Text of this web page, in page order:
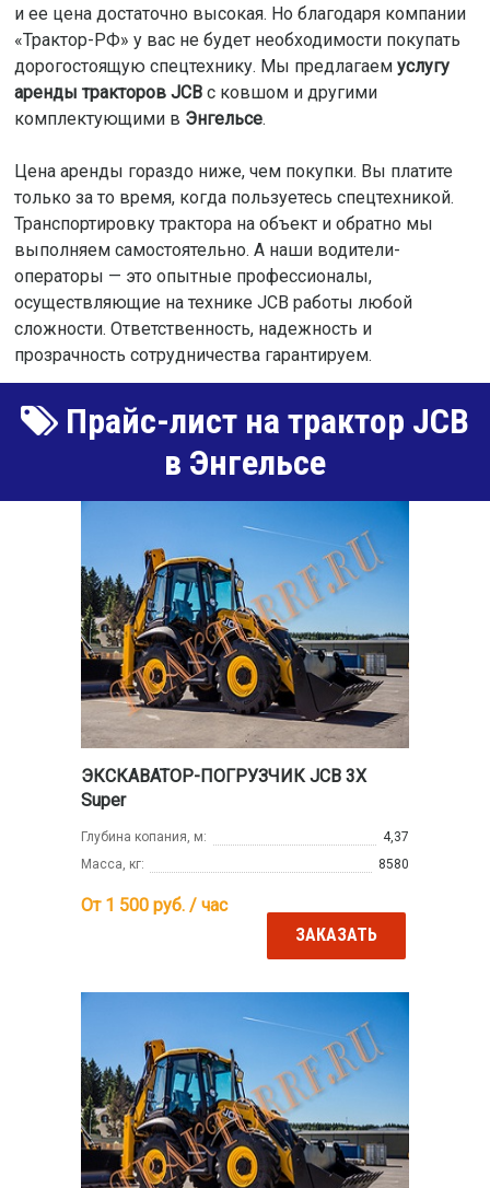
и ее цена достаточно высокая. Но благодаря компании
«Трактор-РФ» у вас не будет необходимости покупать
дорогостоящую спецтехнику. Мы предлагаем услугу
аренды тракторов JCBс ковшом и другими
комплектующими в Энгельсе.
Цена аренды гораздо ниже, чем покупки. Вы платите
только за то время, когда пользуетесь спецтехникой.
Транспортировку трактора на объект и обратно мы
выполняем самостоятельно. А наши водители-
операторы — это опытные профессионалы,
осуществляющие на технике JCB работы любой
сложности. Ответственность, надежность и
прозрачность сотрудничества гарантируем.
Прайс-лист на трактор JCB
в Энгельсе
ЭКСКАВАТОР-ПОГРУЗЧИК JCB 3X
Super
Глубина копания, м:
4,37
Масса, кг:
8580
От 1 500 руб. / час
ЗАКАЗАТЬ